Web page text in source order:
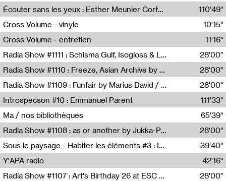
Liza Maignan,Elodie Lecat
Écouter sans les yeux : Esther Meunier Corfdyr
Esther Meunier Corfdyr
110'49"
Cross Volume - vinyle
10'15"
Cross Volume - entretien
11'16"
Radia Show #1111 : Schisma Gulf, Isogloss & Lament For The Old Clock By Harvey Young / Resonance
Resonance
28'00"
Radia Show #1110 : Freeze, Asian Archive by Avita Maheen / Radio Worm
Radio WORM
28'00"
Radia Show #1109 : Funfair by Marius David / JET FM
Jet FM
28'00"
Introspecson #10 : Emmanuel Parent
Pierre Henry,Emmanuel Parent
111'33"
Ma / nos bibliothèques
Sarah Tritz,Elene Lapiashivili,Justin Marconnet,Mateo Cuche,Esther Lechevalier,Suzie Lecroart,Romance Castelet
65'39"
Radia Show #1108 : as or another by Jukka-Pekka Kervinen / Rádio Zero
Radio Zero
28'00"
Sous le paysage - Habiter les éléments #3 : Interprétations, rituels et symboliques des éléments
Nastassja Martin
39'40"
Y'APA radio
Pierrick Mouton
42'16"
Radia Show #1107 : Art's Birthday 26 at ESC - Medien Kunst Labor
28'00"